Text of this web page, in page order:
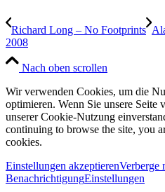
Richard Long – No Footprints
2008
Nach oben scrollen
Wir verwenden Cookies, um die
optimieren. Wenn Sie unsere Seite
unserer Cookie-Nutzung
continuing to browse the site, you
cookies.
Einstellungen akzeptierenVerberge
BenachrichtigungEinstellungen